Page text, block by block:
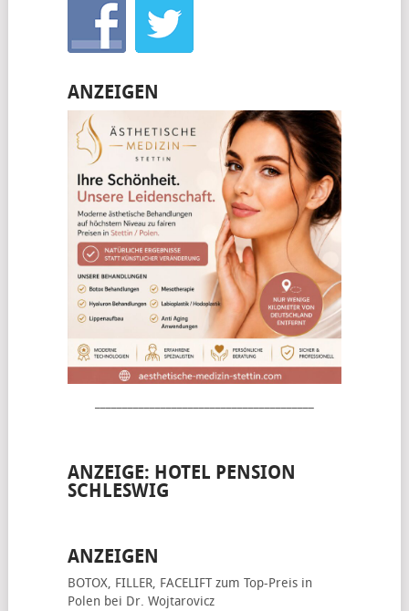
ANZEIGEN
ANZEIGE: HOTEL PENSION
SCHLESWIG
ANZEIGEN
BOTOX, FILLER, FACELIFTzum Top-Preis in
Polen bei Dr. Wojtarovicz